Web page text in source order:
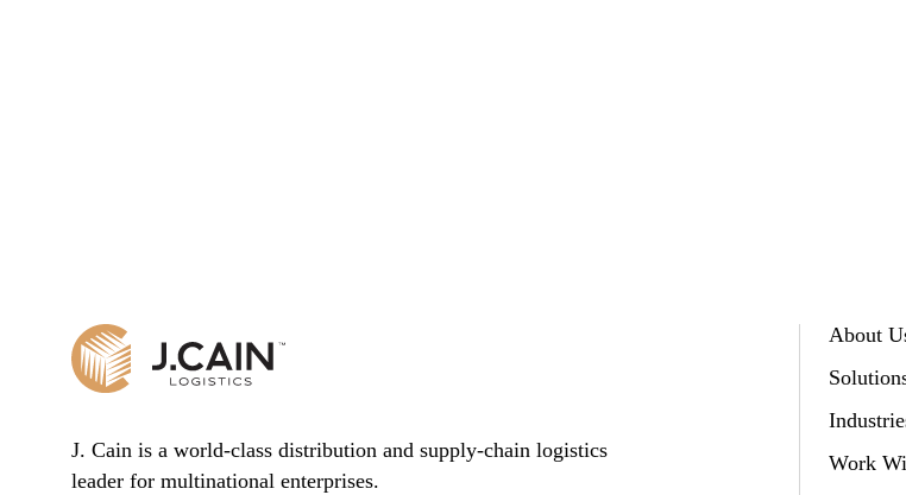
J. Cain is a world-class distribution and supply-chain logistics
leader for multinational enterprises.
About
Work